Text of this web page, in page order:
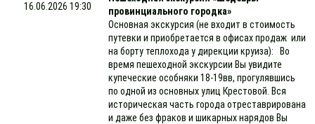
16.06.2026 19:30
провинциального городка»
Основная экскурсия (не входит в стоимость
путевки и приобретается в офисах продаж или
на борту теплохода у дирекции круиза): Во
время пешеходной экскурсии Вы увидите
купеческие особняки 18-19вв, прогулявшись
по одной из основных улиц Крестовой. Вся
историческая часть города отреставрирована
и даже без фраков и шикарных нарядов Вы